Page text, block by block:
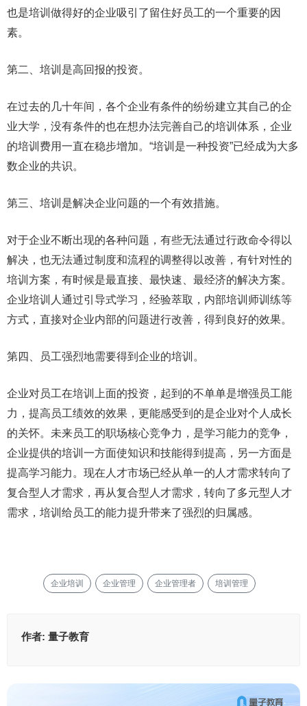
也是培训做得好的企业吸引了留住好员工的一个重要的因
素。
第二、培训是高回报的投资。
在过去的几十年间，各个企业有条件的纷纷建立其自己的企
业大学，没有条件的也在想办法完善自己的培训体系，企业
的培训费用一直在稳步增加。“培训是一种投资”已经成为大多
数企业的共识。
第三、培训是解决企业问题的一个有效措施。
对于企业不断出现的各种问题，有些无法通过行政命令得以
解决，也无法通过制度和流程的调整得以改善，有针对性的
培训方案，有时候是最直接、最快速、最经济的解决方案。
企业培训人通过引导式学习，经验萃取，内部培训师训练等
方式，直接对企业内部的问题进行改善，得到良好的效果。
第四、员工强烈地需要得到企业的培训。
企业对员工在培训上面的投资，起到的不单单是增强员工能
力，提高员工绩效的效果，更能感受到的是企业对个人成长
的关怀。未来员工的职场核心竞争力，是学习能力的竞争，
企业提供的培训一方面使知识和技能得到提高，另一方面是
提高学习能力。现在人才市场已经从单一的人才需求转向了
复合型人才需求，再从复合型人才需求，转向了多元型人才
需求，培训给员工的能力提升带来了强烈的归属感。
企业培训 企业管理 企业管理者 培训管理
作者: 量子教育